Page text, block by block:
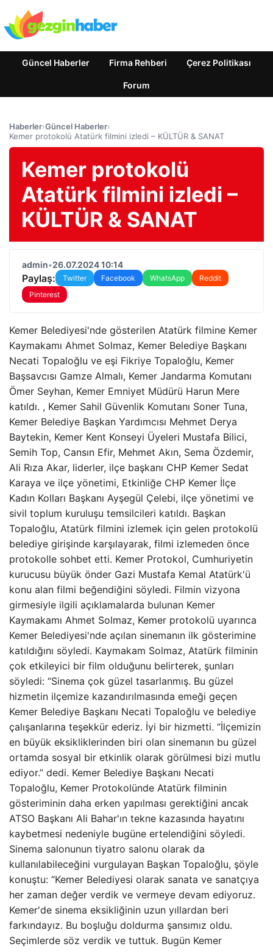
Güncel Haberler Firma Rehberi Çerez Politikası
Forum
Haberler›Güncel Haberler›
Kemer protokolü Atatürk filmini izledi – KÜLTÜR & SANAT
Kemer protokolü
Atatürk filmini izledi –
KÜLTÜR & SANAT
admin•26.07.2024 10:14
Paylaş: Twitter Facebook WhatsApp
Reddit
Pinterest
Kemer Belediyesi'nde gösterilen Atatürk filmine Kemer
Kaymakamı Ahmet Solmaz, Kemer Belediye Başkanı
Necati Topaloğlu ve eşi Fikriye Topaloğlu, Kemer
Başsavcısı Gamze Almalı, Kemer Jandarma Komutanı
Ömer Seyhan, Kemer Emniyet Müdürü Harun Mere
katıldı. , Kemer Sahil Güvenlik Komutanı Soner Tuna,
Kemer Belediye Başkan Yardımcısı Mehmet Derya
Baytekin, Kemer Kent Konseyi Üyeleri Mustafa Bilici,
Semih Top, Cansın Efir, Mehmet Akın, Sema Özdemir,
Ali Rıza Akar, liderler, ilçe başkanı CHP Kemer Sedat
Karaya ve ilçe yönetimi, Etkinliğe CHP Kemer İlçe
Kadın Kolları Başkanı Ayşegül Çelebi, ilçe yönetimi ve
sivil toplum kuruluşu temsilcileri katıldı. Başkan
Topaloğlu, Atatürk filmini izlemek için gelen protokolü
belediye girişinde karşılayarak, filmi izlemeden önce
protokolle sohbet etti. Kemer Protokol, Cumhuriyetin
kurucusu büyük önder Gazi Mustafa Kemal Atatürk'ü
konu alan filmi beğendiğini söyledi. Filmin vizyona
girmesiyle ilgili açıklamalarda bulunan Kemer
Kaymakamı Ahmet Solmaz, Kemer protokolü uyarınca
Kemer Belediyesi'nde açılan sinemanın ilk gösterimine
katıldığını söyledi. Kaymakam Solmaz, Atatürk filminin
çok etkileyici bir film olduğunu belirterek, şunları
söyledi: “Sinema çok güzel tasarlanmış. Bu güzel
hizmetin ilçemize kazandırılmasında emeği geçen
Kemer Belediye Başkanı Necati Topaloğlu ve belediye
çalışanlarına teşekkür ederiz. İyi bir hizmetti. “İlçemizin
en büyük eksikliklerinden biri olan sinemanın bu güzel
ortamda sosyal bir etkinlik olarak görülmesi bizi mutlu
ediyor.” dedi. Kemer Belediye Başkanı Necati
Topaloğlu, Kemer Protokolünde Atatürk filminin
gösteriminin daha erken yapılması gerektiğini ancak
ATSO Başkanı Ali Bahar'ın tekne kazasında hayatını
kaybetmesi nedeniyle bugüne ertelendiğini söyledi.
Sinema salonunun tiyatro salonu olarak da
kullanılabileceğini vurgulayan Başkan Topaloğlu, şöyle
konuştu: “Kemer Belediyesi olarak sanata ve sanatçıya
her zaman değer verdik ve vermeye devam ediyoruz.
Kemer'de sinema eksikliğinin uzun yıllardan beri
farkındayız. Bu boşluğu doldurma şansımız oldu.
Seçimlerde söz verdik ve tuttuk. Bugün Kemer